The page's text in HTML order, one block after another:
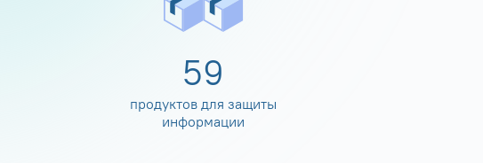
60
продуктов для защиты
информации